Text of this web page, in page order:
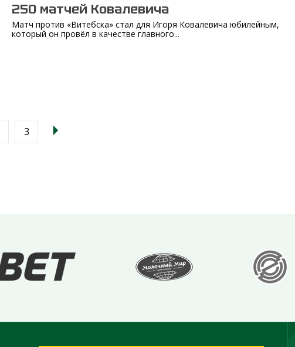
250 матчей Ковалевича
Матч против «Витебска» стал для Игоря Ковалевича юбилейным,
который он провёл в качестве главного...
3